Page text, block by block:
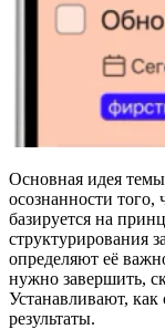
Основная идея темы
осознанности того,
базируется на
структурирования
определяют её
нужно завершить,
Устанавливают,
результаты.